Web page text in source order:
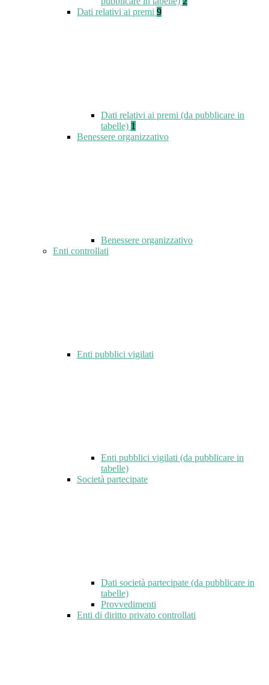
Dati relativi ai premi 9
Dati relativi ai premi (da pubblicare in
tabelle) 1
Benessere organizzativo
Benessere organizzativo
Enti controllati
Enti pubblici vigilati
Enti pubblici vigilati (da pubblicare in
tabelle)
Società partecipate
Dati società partecipate (da pubblicare in
tabelle)
Provvedimenti
Enti di diritto privato controllati